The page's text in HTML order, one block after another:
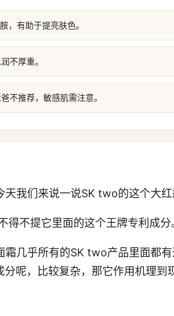
，有助于提亮肤色。
不厚重。
不推荐，敏感肌需注意。
我们来说一说SK two的这个大红
不提它里面的这个王牌专利成分
霜几乎所有的SK two产品里面都
呢，比较复杂，那它作用机理到